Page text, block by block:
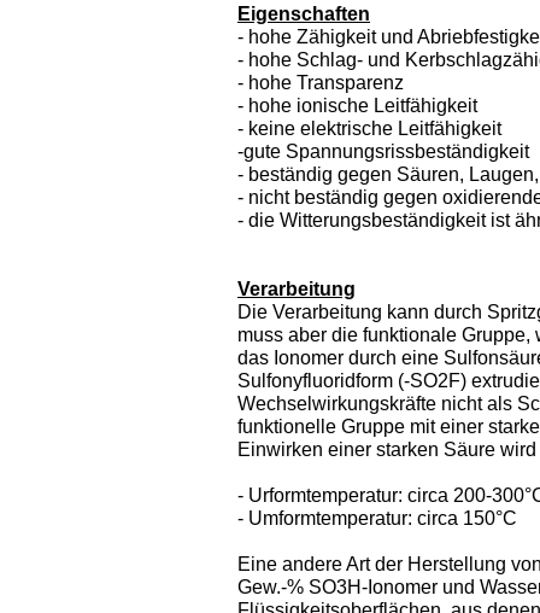
Eigenschaften
- hohe Zähigkeit und
- hohe Schlag- und
- hohe Transparenz
- hohe ionische Leitfähigkeit
- keine elektrische Leitfähigkeit
-gute Spannungsrissbeständigkeit
- beständig gegen Säuren,
- nicht beständig gegen
- die Witterungsbeständigkeit ist
Verarbeitung
Die Verarbeitung kann durch
muss aber die funktionale
das Ionomer durch eine
Sulfonyfluoridform (-SO2F)
Wechselwirkungskräfte nicht als
funktionelle Gruppe mit einer
Einwirken einer starken Säure
- Urformtemperatur: circa 200-
- Umformtemperatur: circa 150°C
Eine andere Art der Herstellung
Gew.-% SO3H-Ionomer und